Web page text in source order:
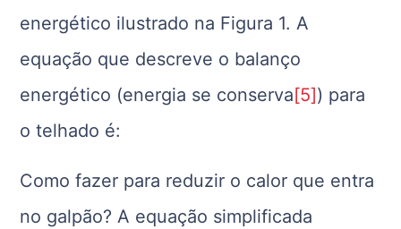
energético ilustrado na Figura 1. A
equação que descreve o balanço
energético (energia se conserva[5]) para
o telhado é:
Como fazer para reduzir o calor que entra
no galpão? A equação simplificada